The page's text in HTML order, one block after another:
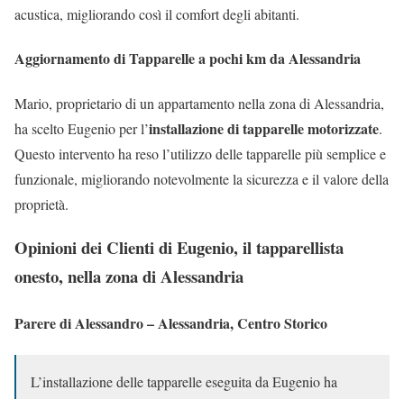
acustica, migliorando così il comfort degli abitanti.
Aggiornamento di Tapparelle a pochi km da Alessandria
Mario, proprietario di un appartamento nella zona di Alessandria,
ha scelto Eugenio per l’installazione di tapparelle motorizzate.
Questo intervento ha reso l’utilizzo delle tapparelle più semplice e
funzionale, migliorando notevolmente la sicurezza e il valore della
proprietà.
Opinioni dei Clienti di Eugenio, il tapparellista
onesto, nella zona di Alessandria
Parere di Alessandro – Alessandria, Centro Storico
L’installazione delle tapparelle eseguita da Eugenio ha